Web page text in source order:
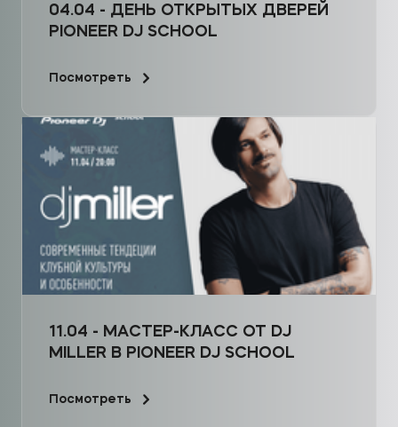
04.04 - ДЕНЬ ОТКРЫТЫХ ДВЕРЕЙ
PIONEER DJ SCHOOL
Посмотреть
11.04 - МАСТЕР-КЛАСС ОТ DJ
MILLER В PIONEER DJ SCHOOL
Посмотреть